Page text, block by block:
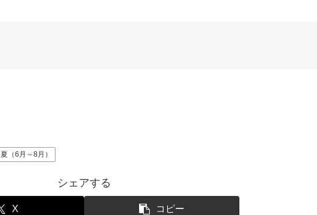
夏（6月～8月）
シェアする
X コピー